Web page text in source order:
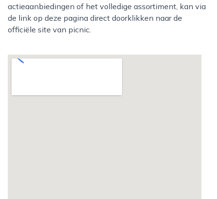
actieaanbiedingen of het volledige assortiment, kan via
de link op deze pagina direct doorklikken naar de
officiële site van picnic.